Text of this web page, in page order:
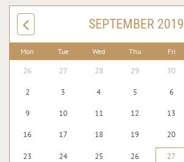
SEPTEMBER 2019
Mon Tue Wed Thu Fri
26 27 28 29 30
2 3 4 5 6
9 10 11 12 13
16 17 18 19 20
23 24 25 26 27